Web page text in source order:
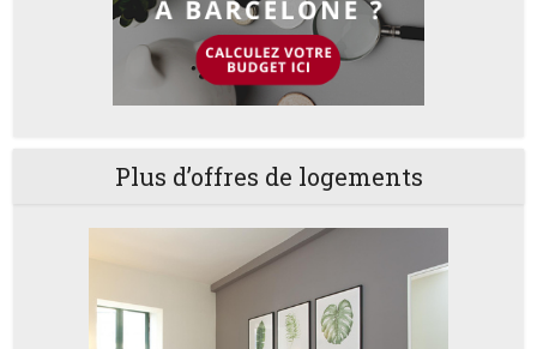
Plus d’offres de logements